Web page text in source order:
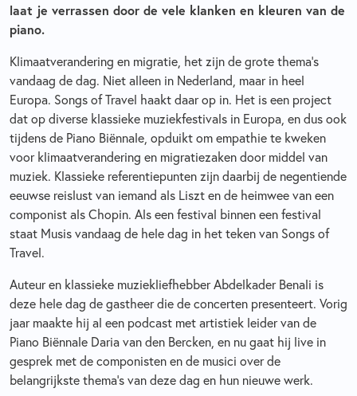
laat je verrassen door de vele klanken en kleuren van de
piano.
Klimaatverandering en migratie, het zijn de grote thema’s
vandaag de dag. Niet alleen in Nederland, maar in heel
Europa. Songs of Travel haakt daar op in. Het is een project
dat op diverse klassieke muziekfestivals in Europa, en dus ook
tijdens de Piano Biënnale, opduikt om empathie te kweken
voor klimaatverandering en migratiezaken door middel van
muziek. Klassieke referentiepunten zijn daarbij de negentiende
eeuwse reislust van iemand als Liszt en de heimwee van een
componist als Chopin. Als een festival binnen een festival
staat Musis vandaag de hele dag in het teken van Songs of
Travel.
Auteur en klassieke muziekliefhebber Abdelkader Benali is
deze hele dag de gastheer die de concerten presenteert. Vorig
jaar maakte hij al een podcast met artistiek leider van de
Piano Biënnale Daria van den Bercken, en nu gaat hij live in
gesprek met de componisten en de musici over de
belangrijkste thema’s van deze dag en hun nieuwe werk.